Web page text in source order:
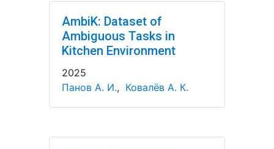
AmbiK: Dataset of
Ambiguous Tasks in
Kitchen Environment
2025
Панов А. И., Ковалёв А. К.